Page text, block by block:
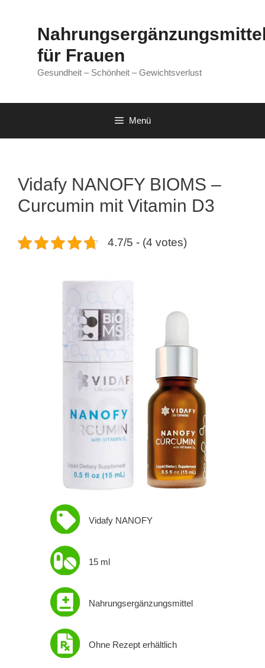
für Frauen
Gesundheit – Schönheit – Gewichtsverlust
Menü
Vidafy NANOFY BIOMS –
Curcumin mit Vitamin D3
4.7/5 - (4 votes)
Vidafy NANOFY
15 ml
Nahrungsergänzungsmittel
Ohne Rezept erhältlich